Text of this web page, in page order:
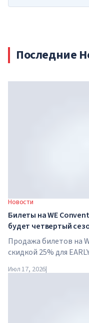
Последние
Новости
Билеты на WE
будет четвертый
Продажа билетов на
скидкой 25% для
2026 года форум
Июл 17, 2026|